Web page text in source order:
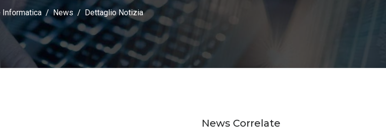
Informatica News Dettaglio Notizia
News Correlate